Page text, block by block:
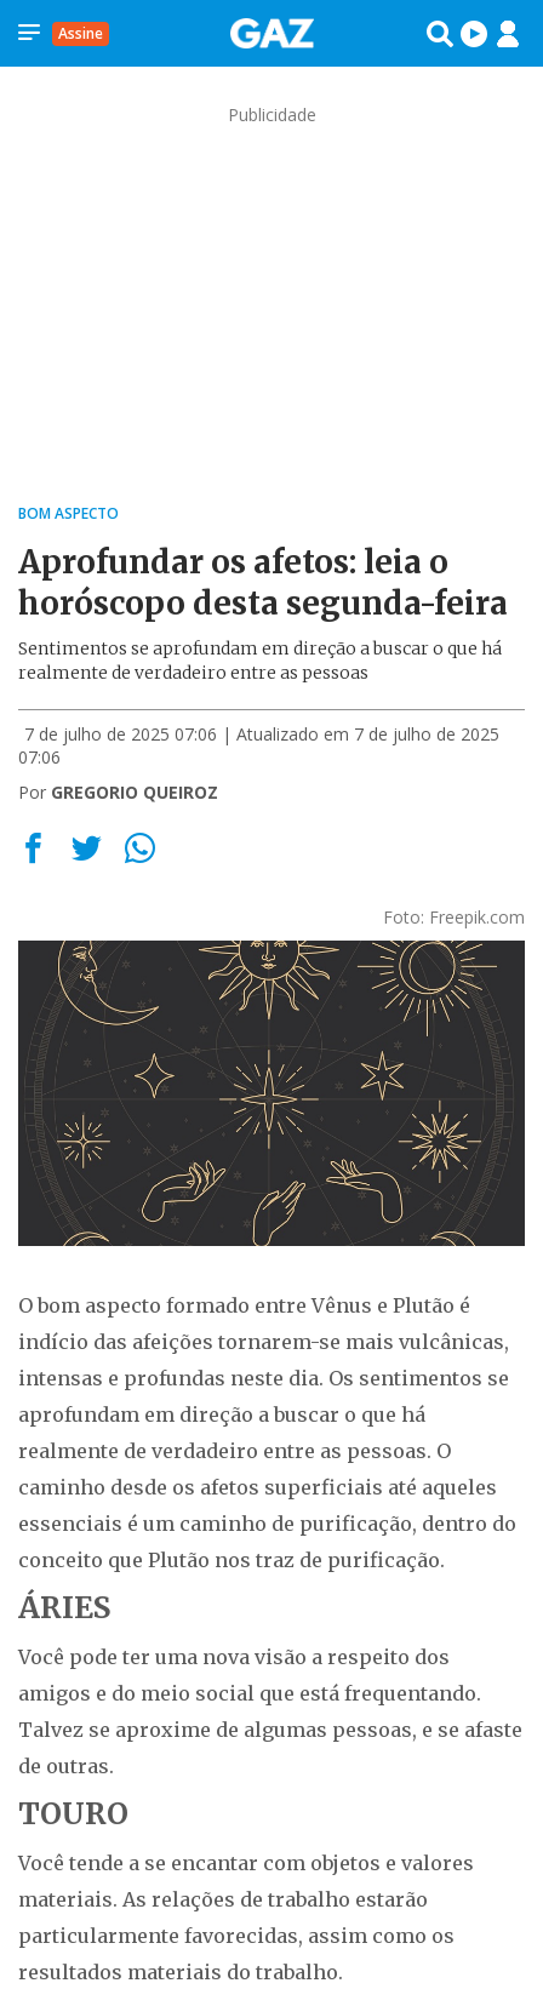
Assine
Publicidade
BOM ASPECTO
Aprofundar os afetos: leia o
horóscopo desta segunda-feira
Sentimentos se aprofundam em direção a buscar o que há
realmente de verdadeiro entre as pessoas
7 de julho de 2025 07:06 | Atualizado em 7 de julho de 2025
07:06
Por GREGORIO QUEIROZ
Foto: Freepik.com
O bom aspecto formado entre Vênus e Plutão é
indício das afeições tornarem-se mais vulcânicas,
intensas e profundas neste dia. Os sentimentos se
aprofundam em direção a buscar o que há
realmente de verdadeiro entre as pessoas. O
caminho desde os afetos superficiais até aqueles
essenciais é um caminho de purificação, dentro do
conceito que Plutão nos traz de purificação.
ÁRIES
Você pode ter uma nova visão a respeito dos
amigos e do meio social que está frequentando.
Talvez se aproxime de algumas pessoas, e se afaste
de outras.
TOURO
Você tende a se encantar com objetos e valores
materiais. As relações de trabalho estarão
particularmente favorecidas, assim como os
resultados materiais do trabalho.